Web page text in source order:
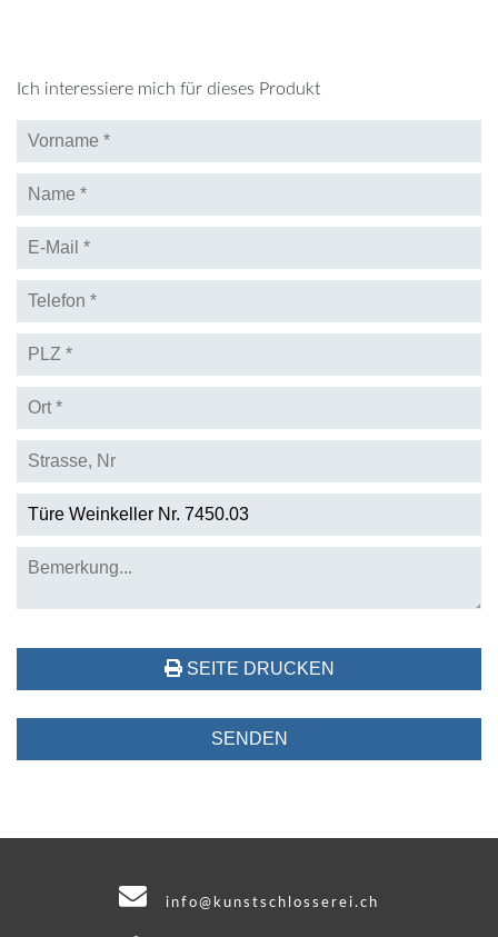
Ich interessiere mich für dieses Produkt
SEITE DRUCKEN
info@kunstschlosserei.ch